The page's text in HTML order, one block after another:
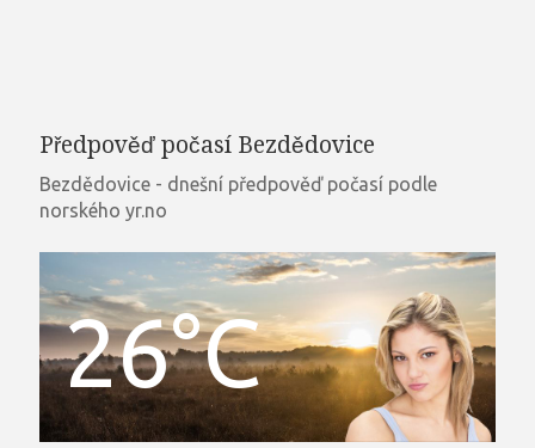
Předpověď počasí Bezdědovice
Bezdědovice - dnešní předpověď počasí podle
norského yr.no
26°C